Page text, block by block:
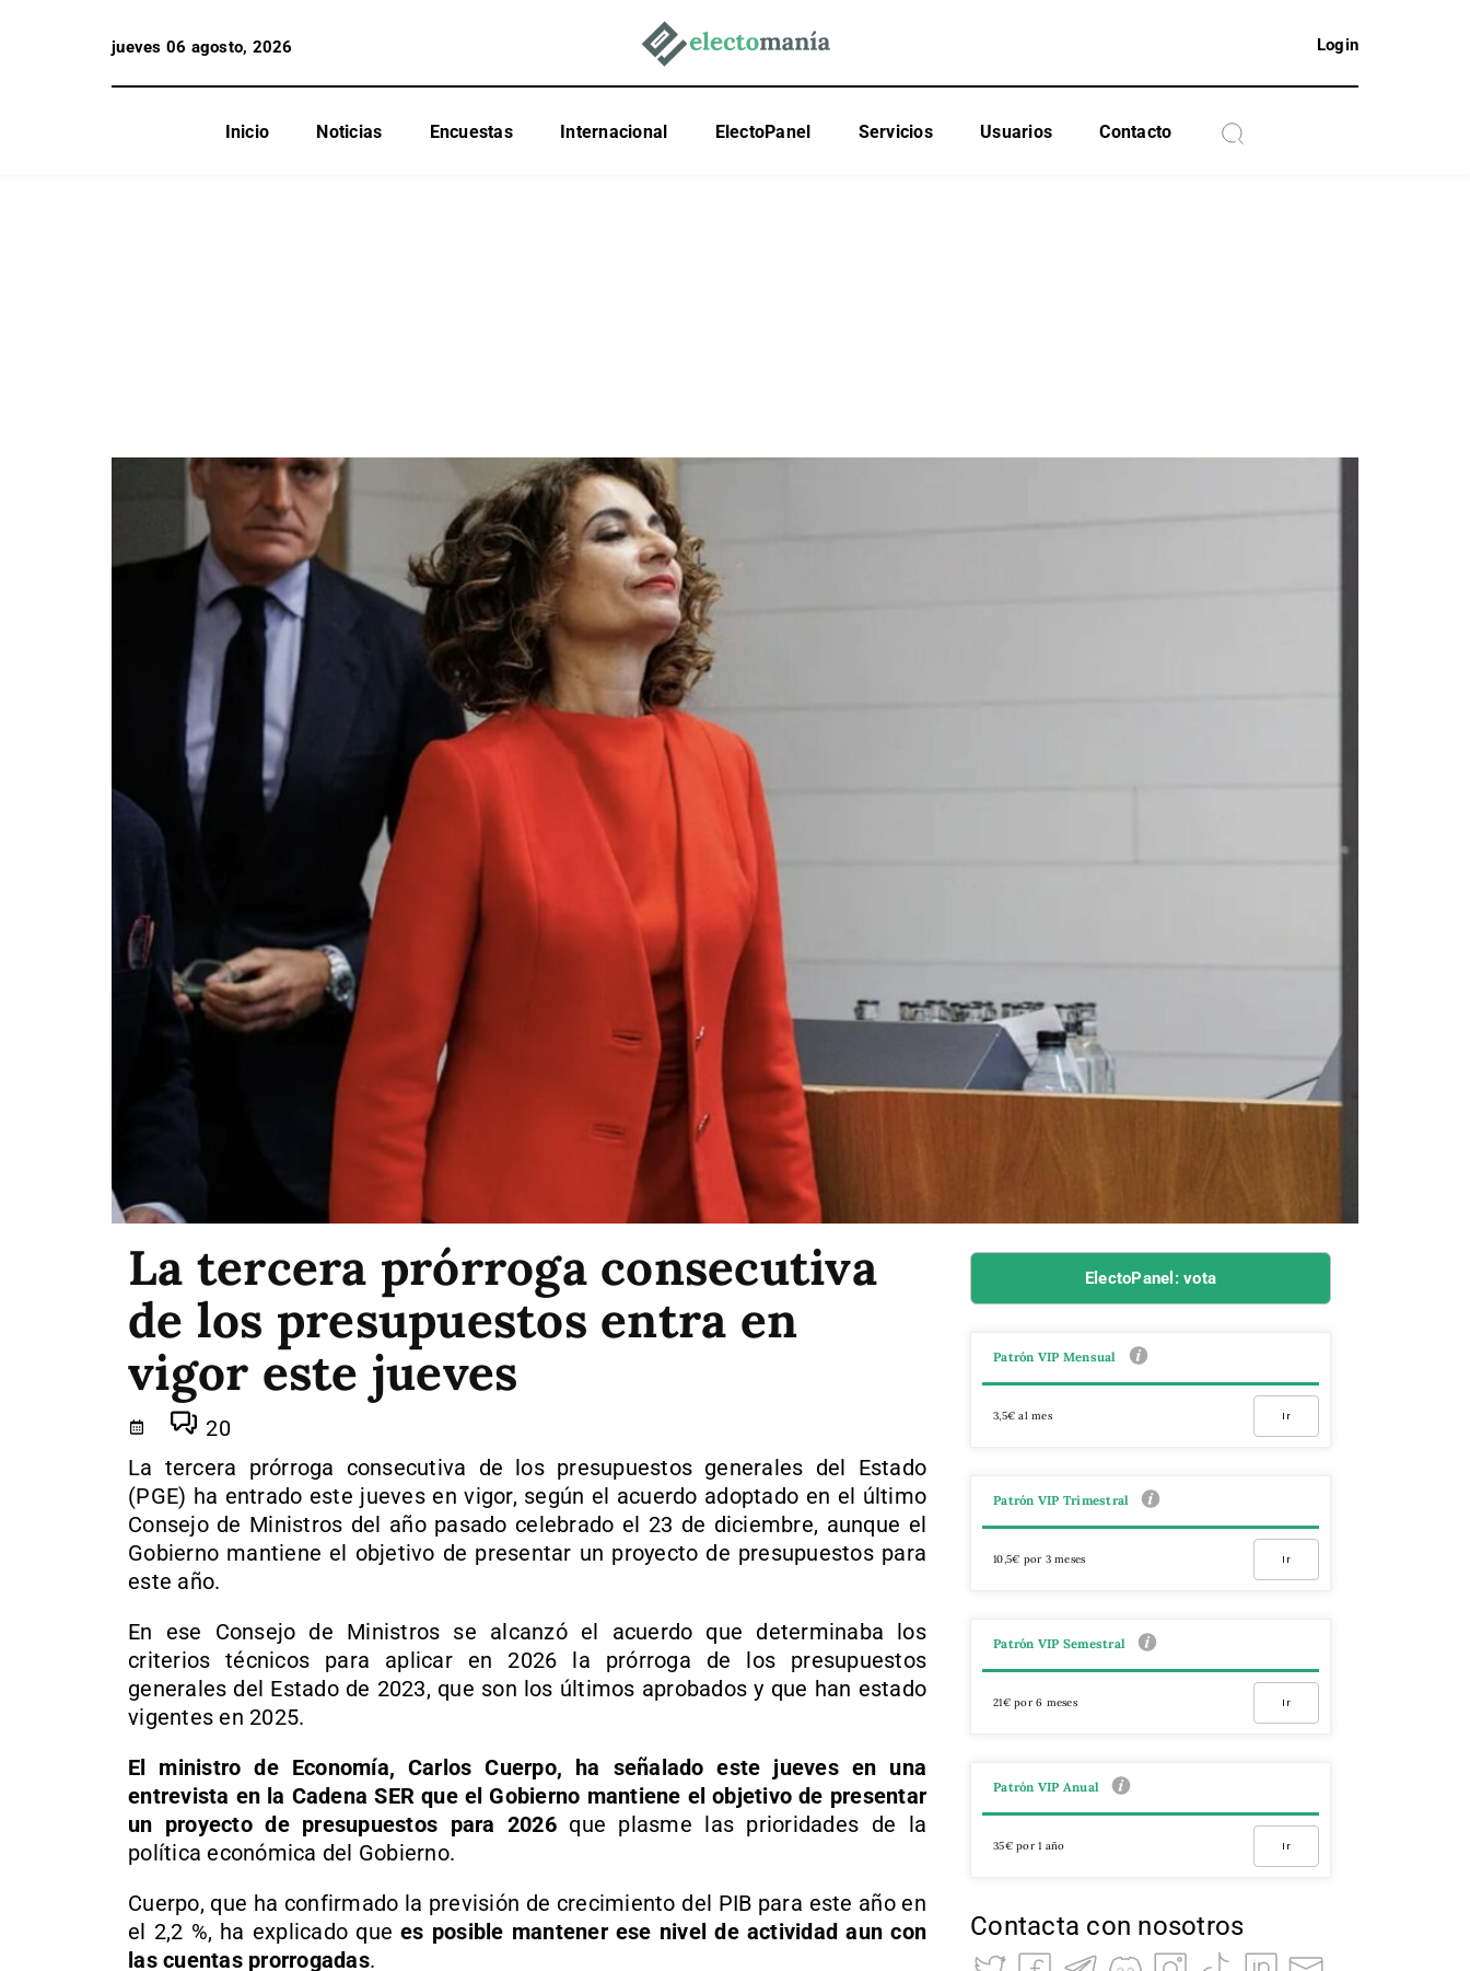
jueves 06 agosto, 2026 Login
Inicio Noticias Encuestas Internacional ElectoPanel Servicios Usuarios Contacto
La tercera prórroga consecutiva
de los presupuestos entra en
vigor este jueves
20
La tercera prórroga consecutiva de los presupuestos generales del Estado
(PGE) ha entrado este jueves en vigor, según el acuerdo adoptado en el último
Consejo de Ministros del año pasado celebrado el 23 de diciembre, aunque el
Gobierno mantiene el objetivo de presentar un proyecto de presupuestos para
este año.
En ese Consejo de Ministros se alcanzó el acuerdo que determinaba los
criterios técnicos para aplicar en 2026 la prórroga de los presupuestos
generales del Estado de 2023, que son los últimos aprobados y que han estado
vigentes en 2025.
El ministro de Economía, Carlos Cuerpo, ha señalado este jueves en una
entrevista en la Cadena SER que el Gobierno mantiene el objetivo de presentar
un proyecto de presupuestos para 2026que plasme las prioridades de la
política económica del Gobierno.
Cuerpo, que ha confirmado la previsión de crecimiento del PIB para este año en
el 2,2 %, ha explicado quees posible mantener ese nivel de actividad aun con
las cuentas prorrogadas.
ElectoPanel: vota
Patrón VIP Mensual
3,5€ al mes Ir
Patrón VIP Trimestral
10,5€ por 3 meses Ir
Patrón VIP Semestral
21€ por 6 meses Ir
Patrón VIP Anual
35€ por 1 año Ir
Contacta con nosotros